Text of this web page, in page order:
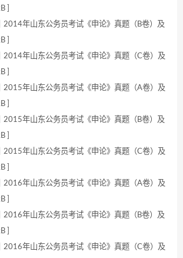
]
年山东公务员考试《申论》真题（B卷）及
]
年山东公务员考试《申论》真题（C卷）及
]
年山东公务员考试《申论》真题（A卷）及
]
年山东公务员考试《申论》真题（B卷）及
]
年山东公务员考试《申论》真题（C卷）及
]
年山东公务员考试《申论》真题（A卷）及
]
年山东公务员考试《申论》真题（B卷）及
]
年山东公务员考试《申论》真题（C卷）及